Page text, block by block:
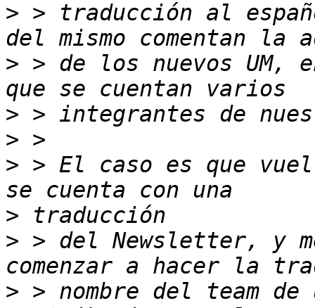
> > traducción al
> > de los nuevos UM,
>
>
> > El caso es que
>
> > del Newsletter, y
> > nombre del team